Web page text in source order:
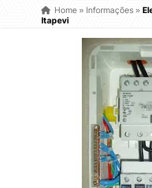
Home» Informações »
Itapevi